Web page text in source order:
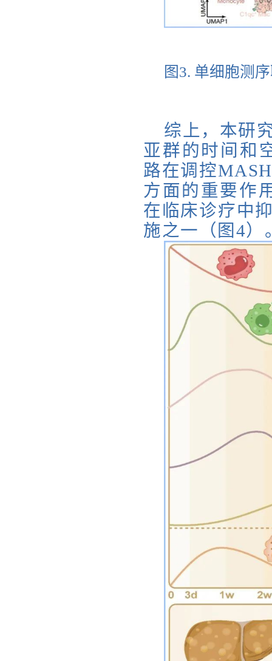
图3. 单细胞测
综上，本研
亚群的时间和
路在调控
方面的重要作
在临床诊疗中
施之一（图4）